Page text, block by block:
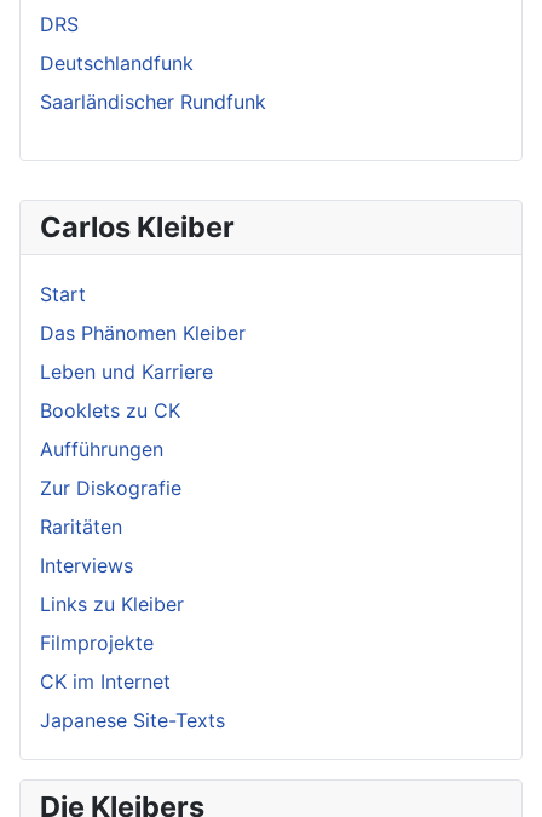
Carlos Kleiber
Start
Das Phänomen Kleiber
Leben und Karriere
Booklets zu CK
Aufführungen
Zur Diskografie
Raritäten
Interviews
Links zu Kleiber
Filmprojekte
CK im Internet
Japanese Site-Texts
Die Kleibers
DRS
Deutschlandfunk
Saarländischer Rundfunk